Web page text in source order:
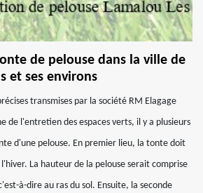
de pelouse dans la ville de
et ses environs
transmises par la société RM Elagage
de l'entretien des espaces verts, il y a plusieurs
d'une pelouse. En premier lieu, la tonte doit
La hauteur de la pelouse serait comprise
à-dire au ras du sol. Ensuite, la seconde